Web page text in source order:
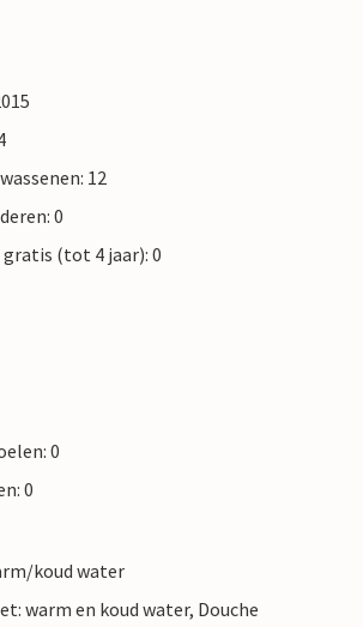
12
0
(tot 4 jaar): 0
0
0
koud water
warm en koud water, Douche